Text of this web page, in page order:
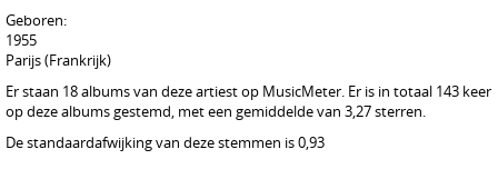
Geboren:
1955
Parijs (Frankrijk)
Er staan 18 albums van deze artiest op MusicMeter. Er is in totaal 143 keer
op deze albums gestemd, met een gemiddelde van 3,27 sterren.
De standaardafwijking van deze stemmen is 0,93